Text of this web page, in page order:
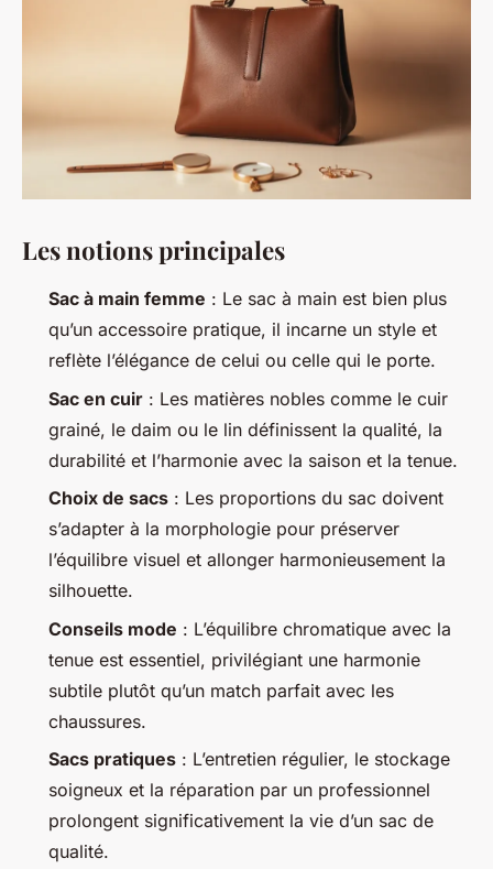
Les notions principales
Sac à main femme : Le sac à main est bien plus
qu’un accessoire pratique, il incarne un style et
reflète l’élégance de celui ou celle qui le porte.
Sac en cuir : Les matières nobles comme le cuir
grainé, le daim ou le lin définissent la qualité, la
durabilité et l’harmonie avec la saison et la tenue.
Choix de sacs : Les proportions du sac doivent
s’adapter à la morphologie pour préserver
l’équilibre visuel et allonger harmonieusement la
silhouette.
Conseils mode : L’équilibre chromatique avec la
tenue est essentiel, privilégiant une harmonie
subtile plutôt qu’un match parfait avec les
chaussures.
Sacs pratiques : L’entretien régulier, le stockage
soigneux et la réparation par un professionnel
prolongent significativement la vie d’un sac de
qualité.